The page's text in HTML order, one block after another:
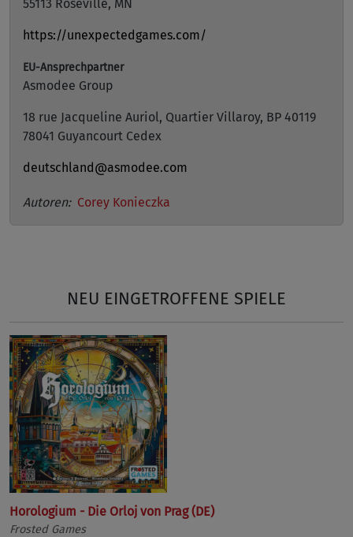
55113 Roseville, MN
https://unexpectedgames.com/
EU-Ansprechpartner
Asmodee Group
18 rue Jacqueline Auriol, Quartier Villaroy, BP 40119
78041 Guyancourt Cedex
deutschland@asmodee.com
Autoren: Corey Konieczka
NEU EINGETROFFENE SPIELE
Horologium - Die Orloj von Prag (DE)
Frosted Games